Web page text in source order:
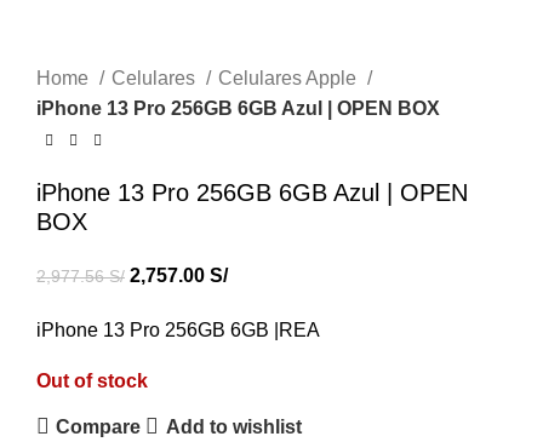
Home Celulares
Celulares Apple
iPhone 13 Pro 256GB 6GB Azul | OPEN BOX
iPhone 13 Pro 256GB 6GB Azul | OPEN
BOX
2,977.56S/ 2,757.00 S/
iPhone 13 Pro 256GB 6GB |REA
Out of stock
Compare Add to wishlist